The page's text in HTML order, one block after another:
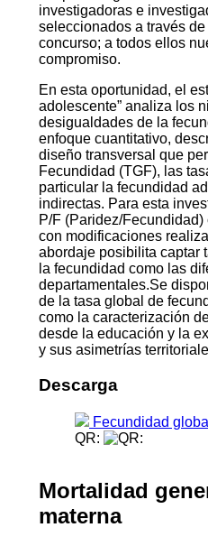
investigadoras e
seleccionados a través
concurso; a todos ellos
compromiso.
En esta oportunidad, el
adolescente” analiza los
desigualdades de la
enfoque cuantitativo,
diseño transversal que
Fecundidad (TGF), las
particular la fecundidad
indirectas. Para esta
P/F (Paridez/
con modificaciones
abordaje posibilita captar
la fecundidad como las
departamentales.Se
de la tasa global de
como la caracterización
desde la educación y la
y sus asimetrías
Descarga
Fecundidad
QR:
Mortalidad
materna